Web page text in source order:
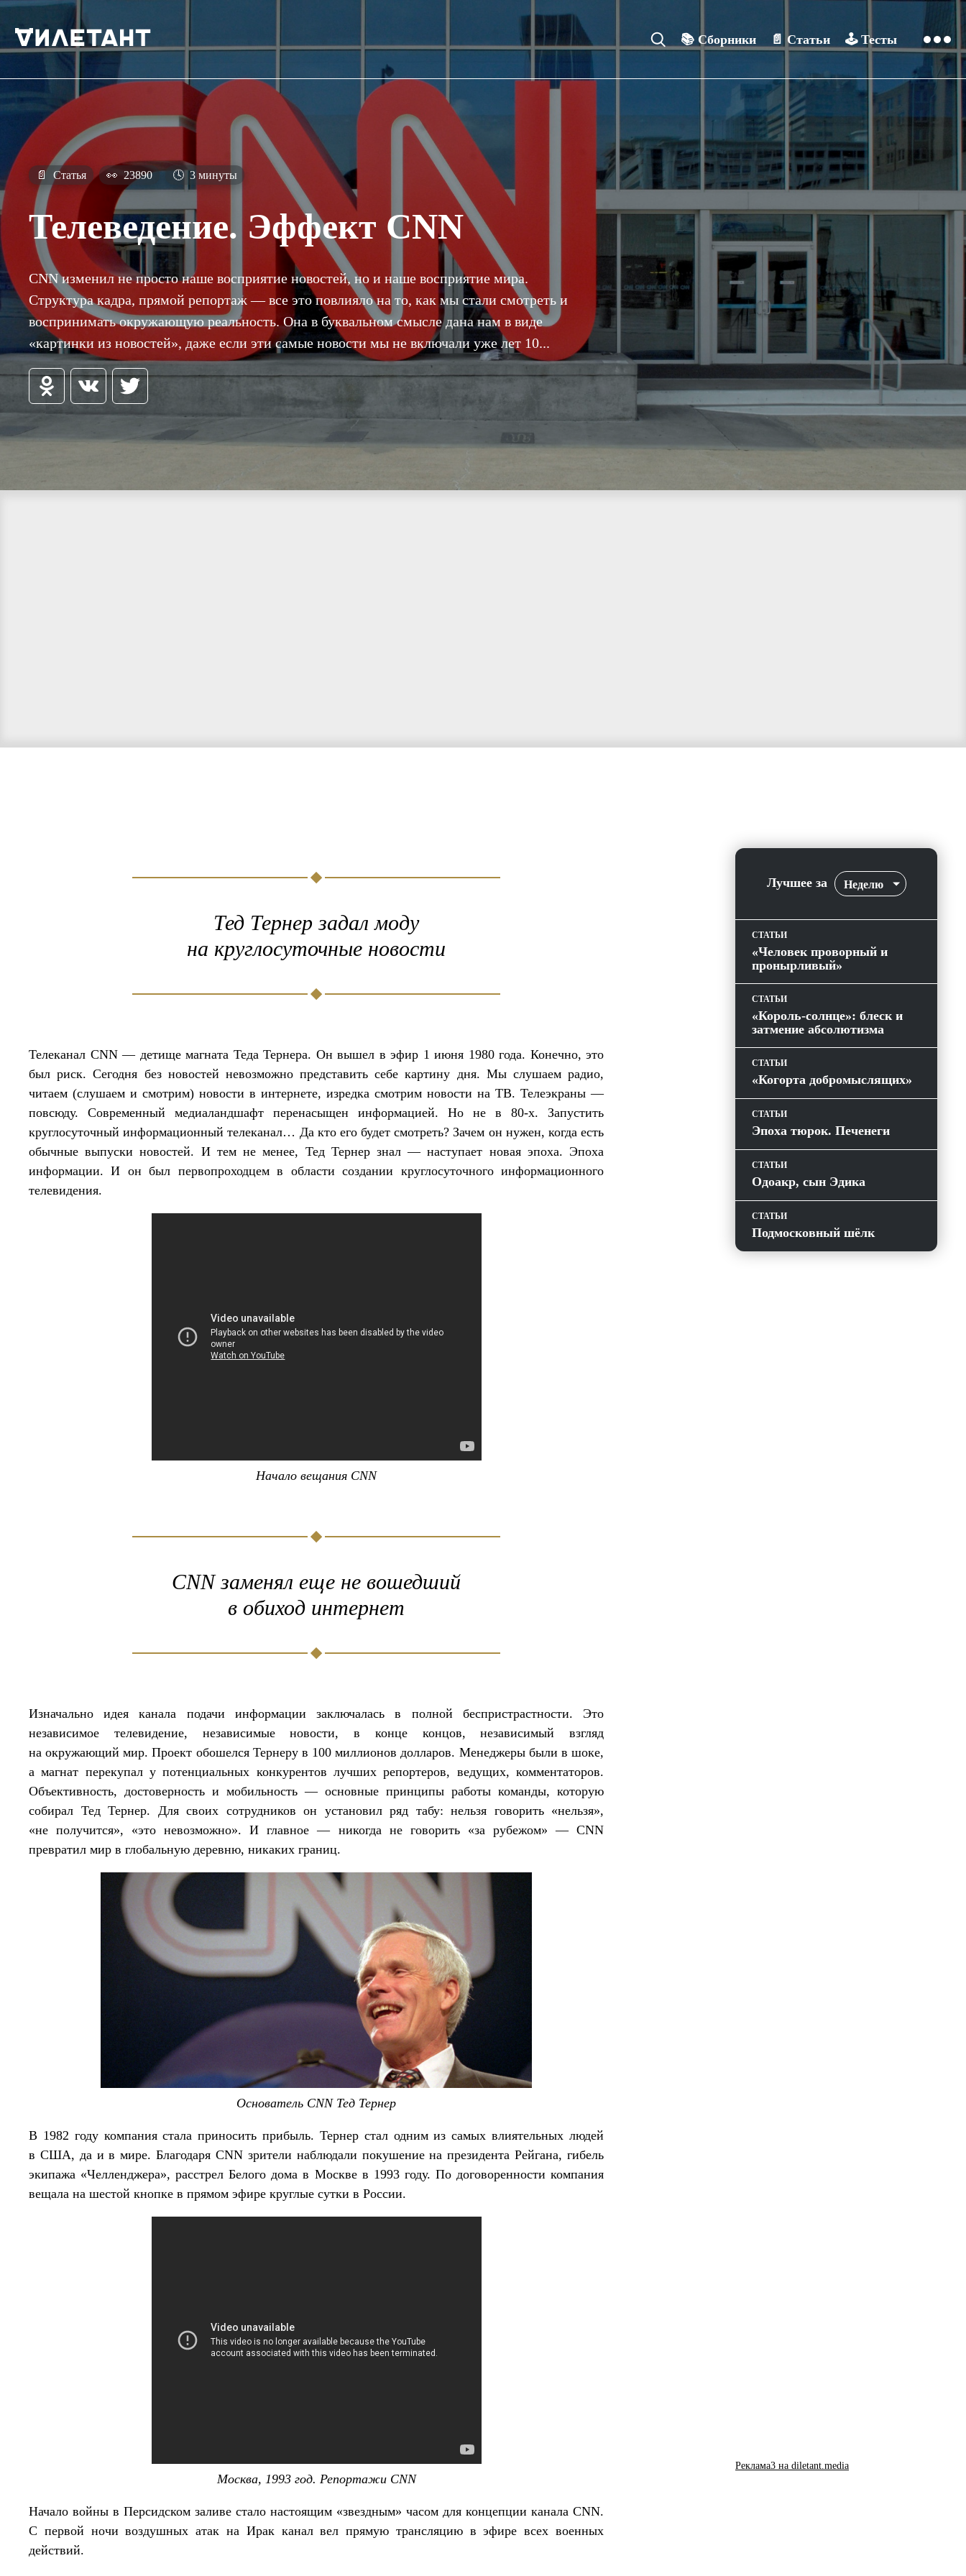
📚 Сборники 📄 Статьи 🕹️ Тесты
📄 Статья 👀 23890 🕓 3 минуты
Телеведение. Эффект CNN
CNN изменил не просто наше восприятие новостей, но и наше восприятие мира.
Структура кадра, прямой репортаж — все это повлияло на то, как мы стали смотреть и
воспринимать окружающую реальность. Она в буквальном смысле дана нам в виде
«картинки из новостей», даже если эти самые новости мы не включали уже лет 10...
Тед Тернер задал моду
на круглосуточные новости
Телеканал CNN — детище магната Теда Тернера. Он вышел в эфир 1 июня 1980 года. Конечно, это
был риск. Сегодня без новостей невозможно представить себе картину дня. Мы слушаем радио,
читаем (слушаем и смотрим) новости в интернете, изредка смотрим новости на ТВ. Телеэкраны —
повсюду. Современный медиаландшафт перенасыщен информацией. Но не в 80-х. Запустить
круглосуточный информационный телеканал… Да кто его будет смотреть? Зачем он нужен, когда есть
обычные выпуски новостей. И тем не менее, Тед Тернер знал — наступает новая эпоха. Эпоха
информации. И он был первопроходцем в области создании круглосуточного информационного
телевидения.
Начало вещания СNN
CNN заменял еще не вошедший
в обиход интернет
Изначально идея канала подачи информации заключалась в полной беспристрастности. Это
независимое телевидение, независимые новости, в конце концов, независимый взгляд
на окружающий мир. Проект обошелся Тернеру в 100 миллионов долларов. Менеджеры были в шоке,
а магнат перекупал у потенциальных конкурентов лучших репортеров, ведущих, комментаторов.
Объективность, достоверность и мобильность — основные принципы работы команды, которую
собирал Тед Тернер. Для своих сотрудников он установил ряд табу: нельзя говорить «нельзя»,
«не получится», «это невозможно». И главное — никогда не говорить «за рубежом» — CNN
превратил мир в глобальную деревню, никаких границ.
Основатель CNN Тед Тернер
В 1982 году компания стала приносить прибыль. Тернер стал одним из самых влиятельных людей
в США, да и в мире. Благодаря CNN зрители наблюдали покушение на президента Рейгана, гибель
экипажа «Челленджера», расстрел Белого дома в Москве в 1993 году. По договоренности компания
вещала на шестой кнопке в прямом эфире круглые сутки в России.
Москва, 1993 год. Репортажи CNN
Начало войны в Персидском заливе стало настоящим «звездным» часом для концепции канала CNN.
С первой ночи воздушных атак на Ирак канал вел прямую трансляцию в эфире всех военных
действий.
Лучшее за Неделю
СТАТЬИ
«Человек проворный и
пронырливый»
СТАТЬИ
«Король-солнце»: блеск и
затмение абсолютизма
СТАТЬИ
«Когорта добромыслящих»
СТАТЬИ
Эпоха тюрок. Печенеги
СТАТЬИ
Одоакр, сын Эдика
СТАТЬИ
Подмосковный шёлк
Реклама3 на diletant.media